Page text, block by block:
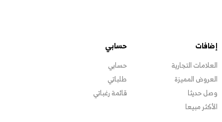
إضافات
العلامات التجارية
العروض المميزة
وصل حديثا
الأكثر مبيعا
حسابي
حسابي
طلباتي
قائمة رغباتي